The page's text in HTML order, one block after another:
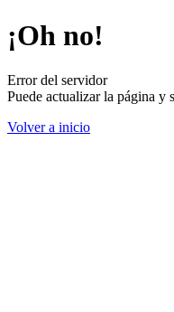
¡Oh no!
Error del servidor
Puede actualizar la página y
Volver a inicio